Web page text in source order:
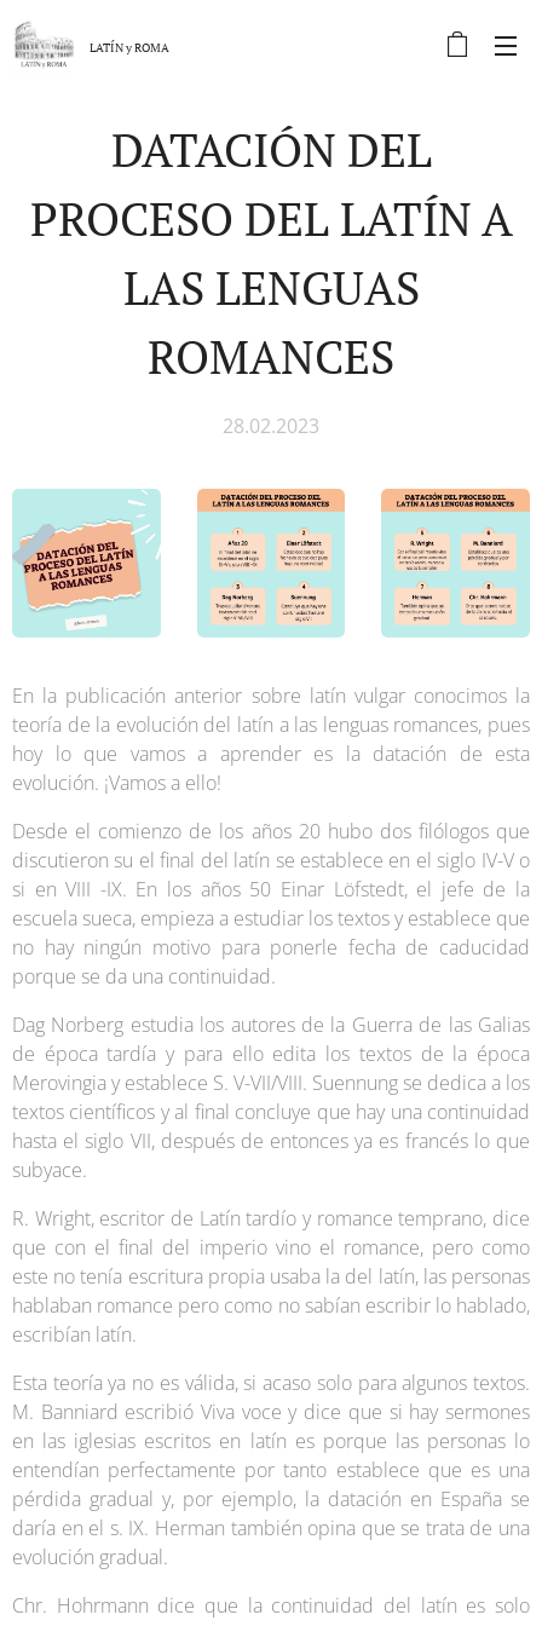
LATÍN yROMA
DATACIÓN DEL
PROCESO DEL LATÍN A
LAS LENGUAS
ROMANCES
28.02.2023
En la publicación anterior sobre latín vulgar conocimos la
teoría de la evolución del latín a las lenguas romances, pues
hoy lo que vamos a aprender es la datación de esta
evolución. ¡Vamos a ello!
Desde el comienzo de los años 20 hubo dos filólogos que
discutieron su el final del latín se establece en el siglo IV-V o
si en VIII -IX. En los años 50 Einar Löfstedt, el jefe de la
escuela sueca, empieza a estudiar los textos y establece que
no hay ningún motivo para ponerle fecha de caducidad
porque se da una continuidad.
Dag Norberg estudia los autores de la Guerra de las Galias
de época tardía y para ello edita los textos de la época
Merovingia y establece S. V-VII/VIII. Suennung se dedica a los
textos científicos y al final concluye que hay una continuidad
hasta el siglo VII, después de entonces ya es francés lo que
subyace.
R. Wright, escritor de Latín tardío y romance temprano, dice
que con el final del imperio vino el romance, pero como
este no tenía escritura propia usaba la del latín, las personas
hablaban romance pero como no sabían escribir lo hablado,
escribían latín.
Esta teoría ya no es válida, si acaso solo para algunos textos.
M. Banniard escribió Viva voce y dice que si hay sermones
en las iglesias escritos en latín es porque las personas lo
entendían perfectamente por tanto establece que es una
pérdida gradual y, por ejemplo, la datación en España se
daría en el s. IX. Herman también opina que se trata de una
evolución gradual.
Chr. Hohrmann dice que la continuidad del latín es solo